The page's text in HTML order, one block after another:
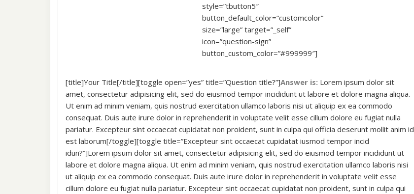
style=”tbutton5″
button_default_color=”customcolor”
size=”large” target=”_self”
icon=”question-sign”
button_custom_color=”#999999″]
[title]Your Title[/title][toggle open=”yes” title=”Question title?”]Answer is: Lorem ipsum dolor sit
amet, consectetur adipisicing elit, sed do eiusmod tempor incididunt ut labore et dolore magna aliqua.
Ut enim ad minim veniam, quis nostrud exercitation ullamco laboris nisi ut aliquip ex ea commodo
consequat. Duis aute irure dolor in reprehenderit in voluptate velit esse cillum dolore eu fugiat nulla
pariatur. Excepteur sint occaecat cupidatat non proident, sunt in culpa qui officia deserunt mollit anim id
est laborum[/toggle][toggle title=”Excepteur sint occaecat cupidatat iusmod tempor incid
idun?”]Lorem ipsum dolor sit amet, consectetur adipisicing elit, sed do eiusmod tempor incididunt ut
labore et dolore magna aliqua. Ut enim ad minim veniam, quis nostrud exercitation ullamco laboris nisi
ut aliquip ex ea commodo consequat. Duis aute irure dolor in reprehenderit in voluptate velit esse
cillum dolore eu fugiat nulla pariatur. Excepteur sint occaecat cupidatat non proident, sunt in culpa qui